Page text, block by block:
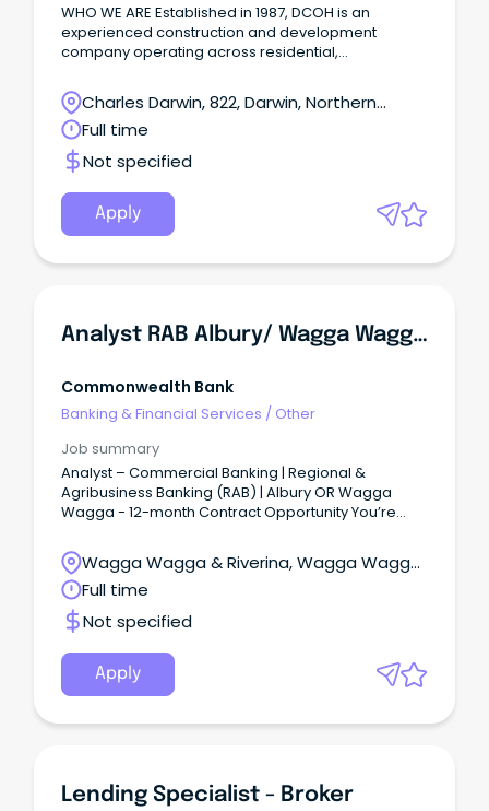
WHO WE ARE Established in 1987, DCOH is an
experienced construction and development
company operating across residential,
Charles Darwin, 822, Darwin, Northern
Territory
Full time
Not specified
Apply
Analyst RAB Albury/ Wagga Wagga- 12-Month Contract
Commonwealth Bank
Banking & Financial Services / Other
Job summary
Analyst – Commercial Banking | Regional &
Agribusiness Banking (RAB) | Albury OR Wagga
Wagga - 12-month Contract Opportunity You’re
your growth.
Wagga Wagga & Riverina, Wagga Wagga,
New South Wales
Full time
Not specified
Apply
Lending Specialist - Broker